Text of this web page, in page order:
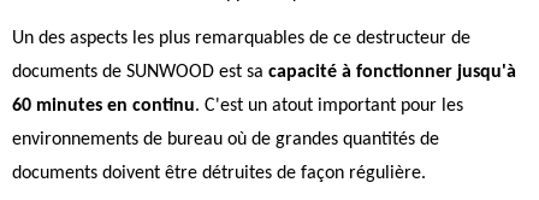
Un des aspects les plus remarquables de ce destructeur de
documents de SUNWOOD est sa capacité à fonctionner jusqu'à
60 minutes en continu. C'est un atout important pour les
environnements de bureau où de grandes quantités de
documents doivent être détruites de façon régulière.